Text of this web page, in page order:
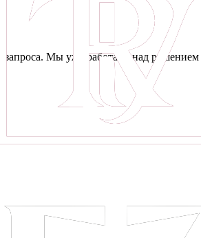
Мы уже работаем над